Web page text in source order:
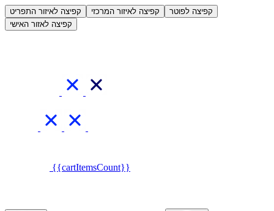
קפיצה לאיזור התפריט קפיצה לאיזור המרכזי
קפיצה לפוטר
קפיצה לאזור האישי
{{cartItemsCount}}